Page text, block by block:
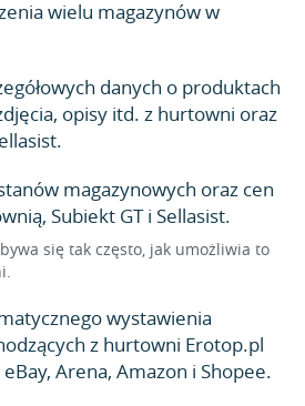
wielu magazynów w
danych o produktach
opisy itd. z hurtowni oraz
magazynowych oraz cen
Subiekt GT i Sellasist.
się tak często, jak umożliwia to
wystawienia
z hurtowni Erotop.pl
Arena, Amazon i Shopee.